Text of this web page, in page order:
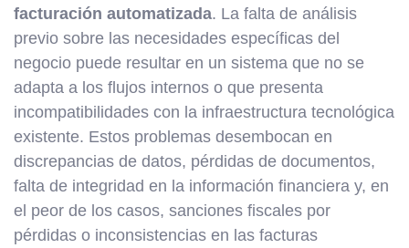
facturación automatizada. La falta de análisis
previo sobre las necesidades específicas del
negocio puede resultar en un sistema que no se
adapta a los flujos internos o que presenta
incompatibilidades con la infraestructura tecnológica
existente. Estos problemas desembocan en
discrepancias de datos, pérdidas de documentos,
falta de integridad en la información financiera y, en
el peor de los casos, sanciones fiscales por
pérdidas o inconsistencias en las facturas